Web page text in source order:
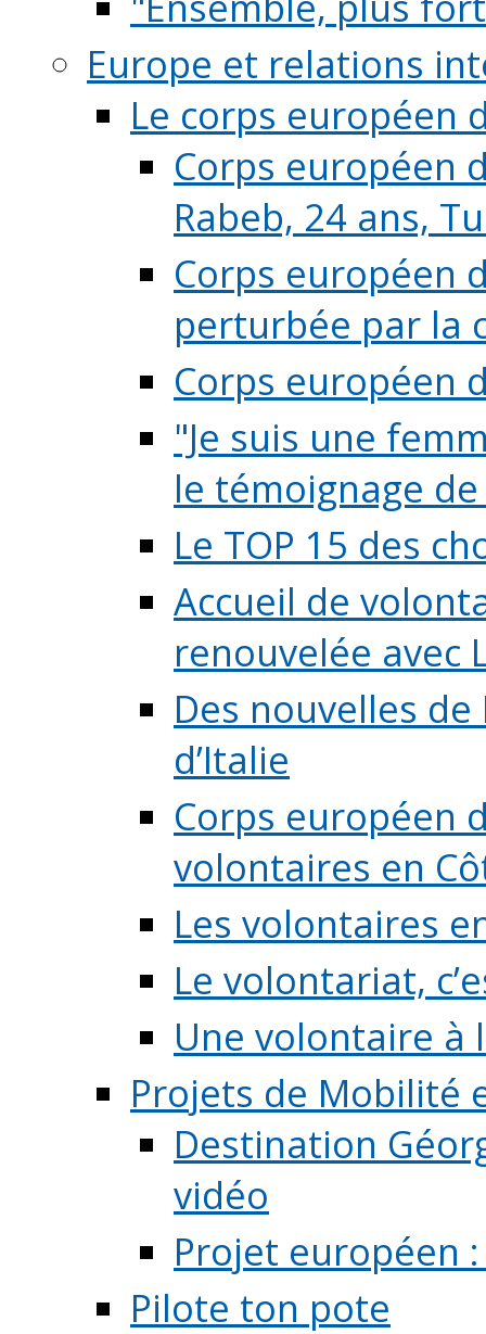
Europe et relations
Le corps européen
Corps européen
Rabeb, 24 ans,
Corps européen
perturbée par la
Corps européen
"Je suis une
le témoignage de
Le TOP 15 des
Accueil de
renouvelée avec
Des nouvelles
d’Italie
Corps européen
volontaires en
Les volontaires
Le volontariat,
Une volontaire à
Projets de Mobilité
Destination
vidéo
Projet européen
Pilote ton pote